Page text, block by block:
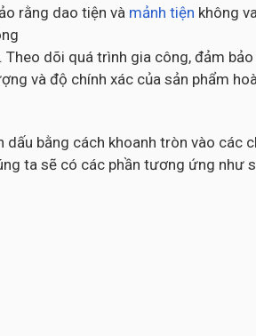
rằng dao tiện và mảnh tiện không
dõi quá trình gia công, đảm
và độ chính xác của sản phẩm
bằng cách khoanh tròn vào
ta sẽ có các phần tương ứng như